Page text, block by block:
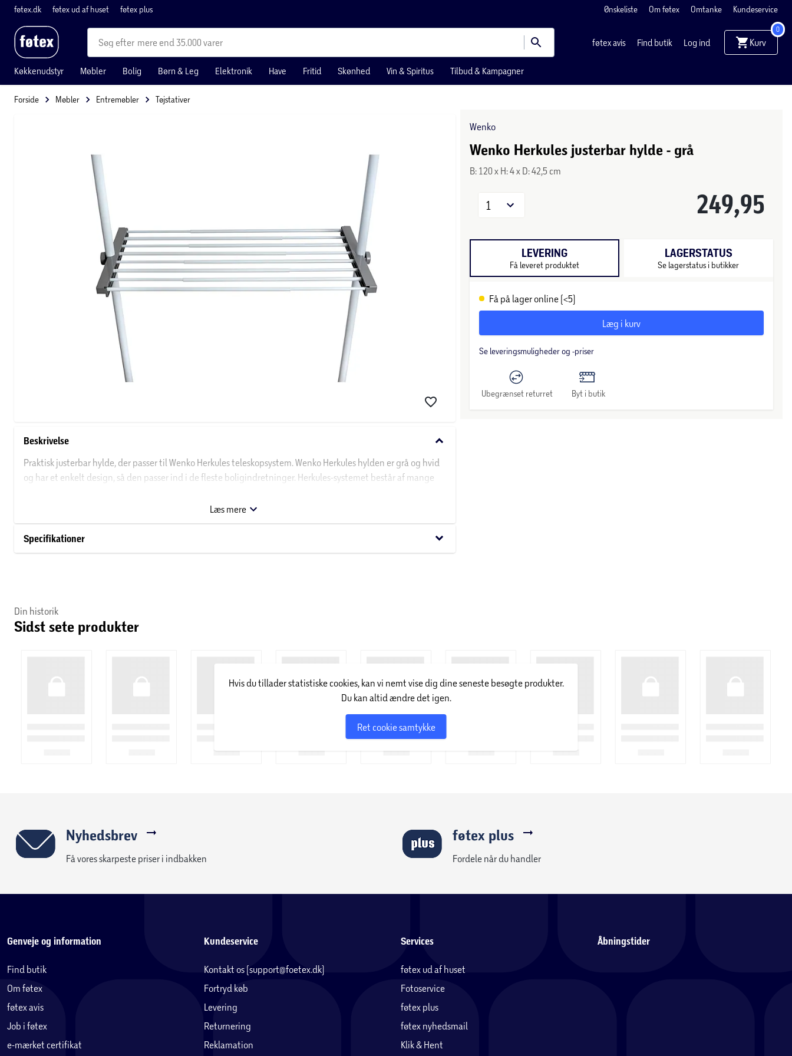
føtex.dk føtex ud af huset føtex plus Ønskeliste Om føtex Omtanke Kundeservice
mere end 35.000 varer føtex avis Find butik Log ind Kurv
0
Køkkenudstyr Møbler Bolig Børn & Leg Elektronik Have Fritid Skønhed Vin & Spiritus Tilbud & Kampagner
Forside Møbler Entremøbler Tøjstativer
Beskrivelse keyboard_arrow_down
Praktisk justerbar hylde, der passer til Wenko Herkules teleskopsystem. Wenko Herkules hylden er grå og hvid
og har et enkelt design, så den passer ind i de fleste boligindretninger. Herkules-systemet består af mange
Du kan sammensætte dit tøjstativ, lige som du ønsker, så det passer til dine behov og det rum, det skal
placeres i.
Læs mere
Specifikationer keyboard_arrow_down
Wenko
Wenko Herkules justerbar hylde - grå
B: 120 x H: 4 x D: 42,5 cm
249,95
1
LEVERING
Få leveret produktet
LAGERSTATUS
Se lagerstatus i butikker
Få på lager online (<5)
Læg i kurv
Se leveringsmuligheder og -priser
Ubegrænset returret Byt i butik
Din historik
Sidst sete produkter
Hvis du tillader statistiske cookies, kan vi nemt vise dig dine seneste besøgte produkter.
Du kan altid ændre det igen.
Ret cookie samtykke
Nyhedsbrev
Få vores skarpeste priser i indbakken
føtex plus
Fordele når du handler
Genveje og information
Find butik
Om føtex
føtex avis
Job i føtex
e-mærket certifikat
Kundeservice
Kontakt os (support@foetex.dk)
Fortryd køb
Levering
Returnering
Reklamation
Services
føtex ud af huset
Fotoservice
føtex plus
føtex nyhedsmail
Klik & Hent
Åbningstider